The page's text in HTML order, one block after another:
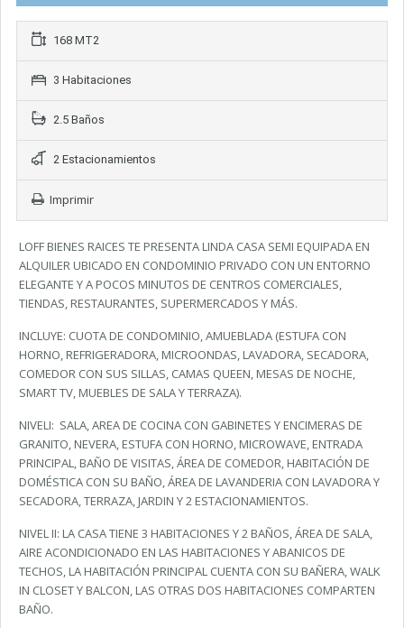
168 MT2
3 Habitaciones
2.5 Baños
2 Estacionamientos
Imprimir
LOFF BIENES RAICES TE PRESENTA LINDA CASA SEMI EQUIPADA EN
ALQUILER UBICADO EN CONDOMINIO PRIVADO CON UN ENTORNO
ELEGANTE Y A POCOS MINUTOS DE CENTROS COMERCIALES,
TIENDAS, RESTAURANTES, SUPERMERCADOS Y MÁS.
INCLUYE: CUOTA DE CONDOMINIO, AMUEBLADA (ESTUFA CON
HORNO, REFRIGERADORA, MICROONDAS, LAVADORA, SECADORA,
COMEDOR CON SUS SILLAS, CAMAS QUEEN, MESAS DE NOCHE,
SMART TV, MUEBLES DE SALA Y TERRAZA).
NIVELI: SALA, AREA DE COCINA CON GABINETES Y ENCIMERAS DE
GRANITO, NEVERA, ESTUFA CON HORNO, MICROWAVE, ENTRADA
PRINCIPAL, BAÑO DE VISITAS, ÁREA DE COMEDOR, HABITACIÓN DE
DOMÉSTICA CON SU BAÑO, ÁREA DE LAVANDERIA CON LAVADORA Y
SECADORA, TERRAZA, JARDIN Y 2 ESTACIONAMIENTOS.
NIVEL II: LA CASA TIENE 3 HABITACIONES Y 2 BAÑOS, ÁREA DE SALA,
AIRE ACONDICIONADO EN LAS HABITACIONES Y ABANICOS DE
TECHOS, LA HABITACIÓN PRINCIPAL CUENTA CON SU BAÑERA, WALK
IN CLOSET Y BALCON, LAS OTRAS DOS HABITACIONES COMPARTEN
BAÑO.